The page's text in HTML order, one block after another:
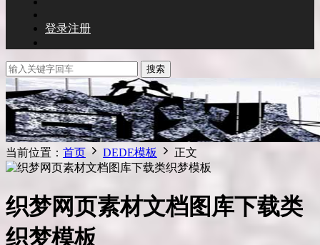
登录注册
搜索
当前位置： 首页 DEDE模板 正文
织梦网页素材文档图库下载类
织梦模板